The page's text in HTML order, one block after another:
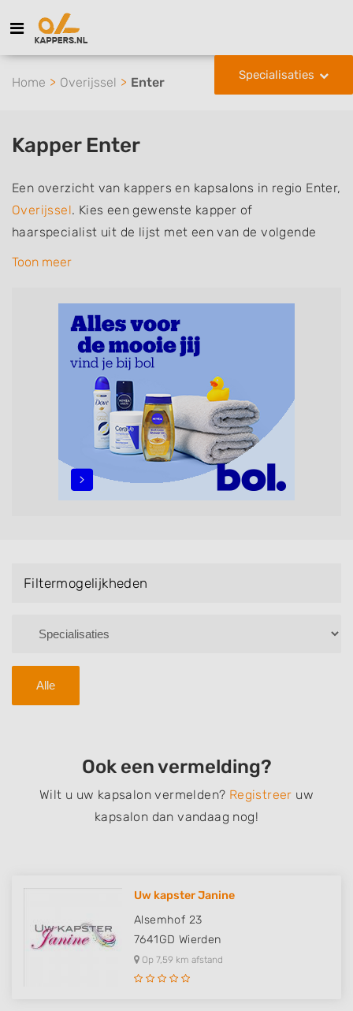
Specialisaties
Home Overijssel Enter
Kapper Enter
Een overzicht van kappers en kapsalons in regio Enter,
Overijssel. Kies een gewenste kapper of
haarspecialist uit de lijst met een van de volgende
specialisaties of aantekeningen: mannen of
zonder afspraak terecht kunt. De vermelde kappers
kunnen uw haren wassen, knippen, föhnen en kleuren,
maar ook helpen met extensions, balyage, invlechten,
opsteken, weave, een keratinebehandeling, een
permanent, een bruidkapsel, make-up & visagie,
epileren, schoonheidsbehandelingen, het trimmen van
een baard en pruiken. U kunt de zoekresultaten
filteren met behulp van de specialisatie filter en u
Toon meer
Filtermogelijkheden
Alle
Ook een vermelding?
Wilt u uw kapsalon vermelden? Registreer uw
kapsalon dan vandaag nog!
Uw kapster Janine
Alsemhof 23
7641GD Wierden
Op 7,59 km afstand